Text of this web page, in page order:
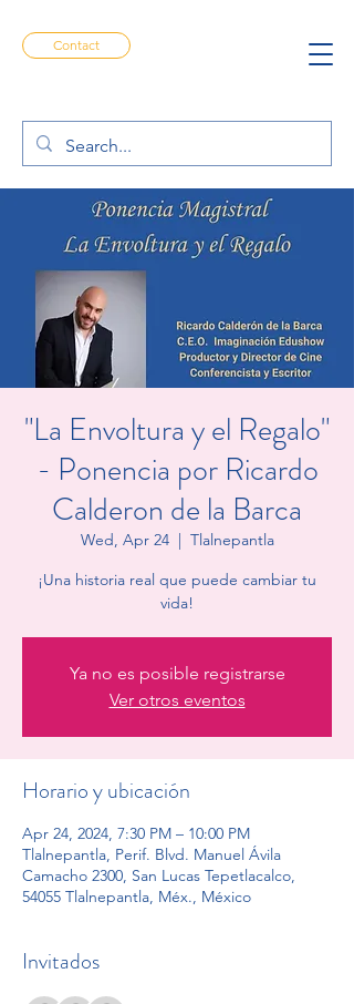
Contact
"La Envoltura y el Regalo"
- Ponencia por Ricardo
Calderon de la Barca
Wed, Apr 24
  |
Tlalnepantla
¡Una historia real que puede cambiar tu
vida!
Ya no es posible registrarse
Ver otros eventos
Horario y ubicación
Apr 24, 2024, 7:30 PM – 10:00 PM
Tlalnepantla, Perif. Blvd. Manuel Ávila
Camacho 2300, San Lucas Tepetlacalco,
54055 Tlalnepantla, Méx., México
Invitados